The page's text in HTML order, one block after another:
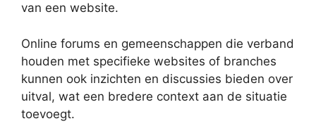
van een website.
Online forums en gemeenschappen die verband
houden met specifieke websites of branches
kunnen ook inzichten en discussies bieden over
uitval, wat een bredere context aan de situatie
toevoegt.